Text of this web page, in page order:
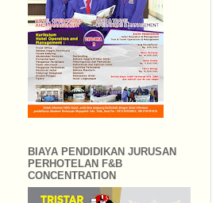
BIAYA PENDIDIKAN JURUSAN
PERHOTELAN F&B
CONCENTRATION